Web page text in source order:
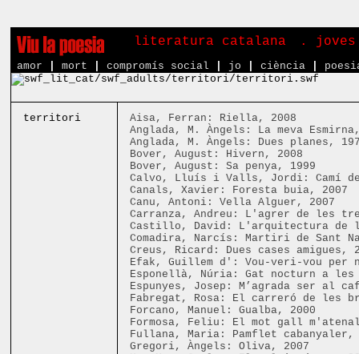
literatura catalana .
amor mort compromís social jo ciència
territori
Aisa, Ferran: Riella, 2008
Anglada, M. Àngels: La meva
Anglada, M. Àngels: Dues planes,
Bover, August: Hivern, 2008
Bover, August: Sa penya, 1999
Calvo, Lluís i Valls, Jordi: Camí
Canals, Xavier: Foresta buia, 2007
Canu, Antoni: Vella Alguer, 2007
Carranza, Andreu: L'agrer de les
Castillo, David: L'arquitectura de
Comadira, Narcís: Martiri de Sant
Creus, Ricard: Dues cases amigues,
Efak, Guillem d': Vou-veri-vou per
Esponellà, Núria: Gat nocturn a les
Espunyes, Josep: M’agrada ser al
Fabregat, Rosa: El carreró de les
Forcano, Manuel: Gualba, 2000
Formosa, Feliu: El mot gall
Fullana, Maria: Pamflet cabanyaler,
Gregori, Àngels: Oliva, 2007